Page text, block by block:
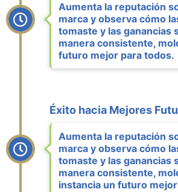
Aumenta la reputación
marca y observa cómo
tomaste y las ganancias
manera consistente,
futuro mejor para todos.
Éxito hacia Mejores
Aumenta la reputación
marca y observa cómo
tomaste y las ganancias
manera consistente,
instancia un futuro